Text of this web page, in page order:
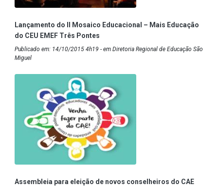
Lançamento do II Mosaico Educacional – Mais Educação
do CEU EMEF Três Pontes
Publicado em: 14/10/2015 4h19 - em Diretoria Regional de Educação São
Miguel
Assembleia para eleição de novos conselheiros do CAE